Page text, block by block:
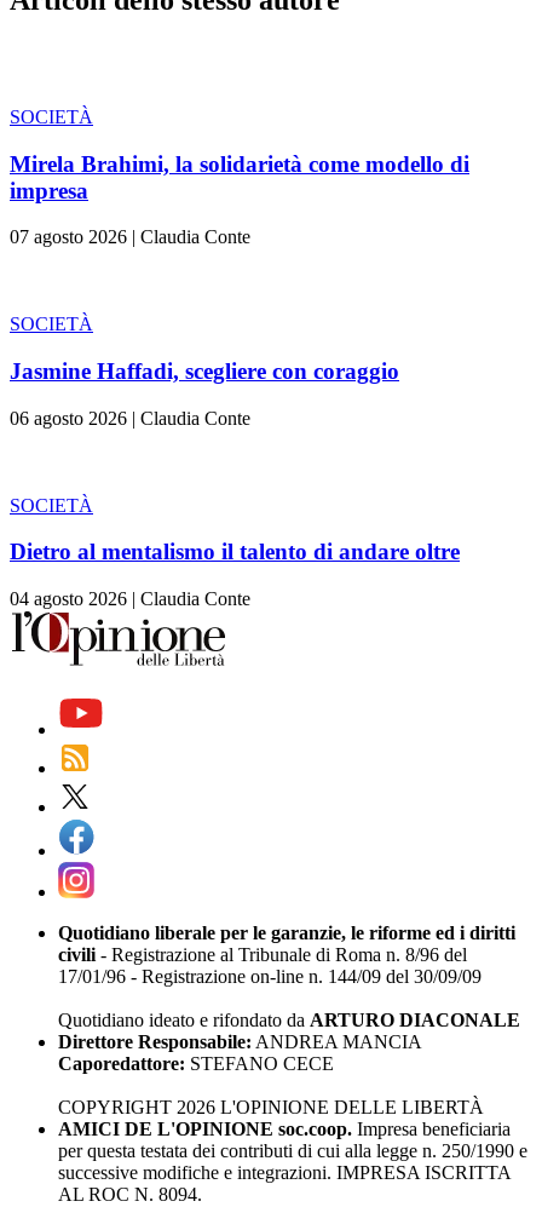
SOCIETÀ
Mirela Brahimi, la solidarietà come modello di
impresa
07 agosto 2026 | Claudia Conte
SOCIETÀ
Jasmine Haffadi, scegliere con coraggio
06 agosto 2026 | Claudia Conte
SOCIETÀ
Dietro al mentalismo il talento di andare oltre
04 agosto 2026 | Claudia Conte
Quotidiano liberale per le garanzie, le riforme ed i diritti
civili - Registrazione al Tribunale di Roma n. 8/96 del
17/01/96 - Registrazione on-line n. 144/09 del 30/09/09
Quotidiano ideato e rifondato da ARTURO DIACONALE
Direttore Responsabile: ANDREA MANCIA
Caporedattore: STEFANO CECE
COPYRIGHT 2026 L'OPINIONE DELLE LIBERTÀ
AMICI DE L'OPINIONE soc.coop. Impresa beneficiaria
per questa testata dei contributi di cui alla legge n. 250/1990 e
successive modifiche e integrazioni. IMPRESA ISCRITTA
AL ROC N. 8094.